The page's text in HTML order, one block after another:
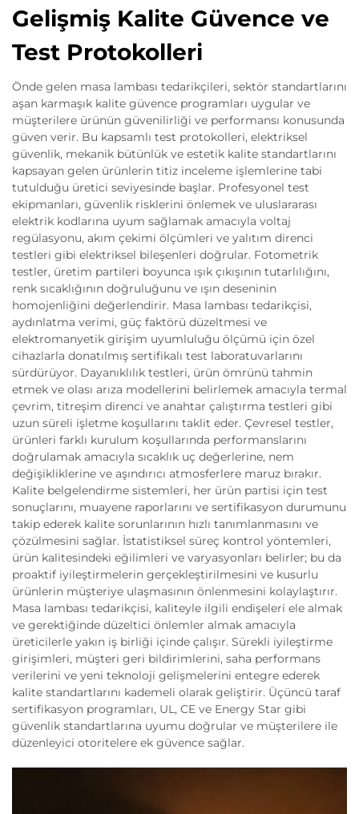
Gelişmiş Kalite Güvence ve
Test Protokolleri
Önde gelen masa lambası tedarikçileri, sektör standartlarını
aşan karmaşık kalite güvence programları uygular ve
müşterilere ürünün güvenilirliği ve performansı konusunda
güven verir. Bu kapsamlı test protokolleri, elektriksel
güvenlik, mekanik bütünlük ve estetik kalite standartlarını
kapsayan gelen ürünlerin titiz inceleme işlemlerine tabi
tutulduğu üretici seviyesinde başlar. Profesyonel test
ekipmanları, güvenlik risklerini önlemek ve uluslararası
elektrik kodlarına uyum sağlamak amacıyla voltaj
regülasyonu, akım çekimi ölçümleri ve yalıtım direnci
testleri gibi elektriksel bileşenleri doğrular. Fotometrik
testler, üretim partileri boyunca ışık çıkışının tutarlılığını,
renk sıcaklığının doğruluğunu ve ışın deseninin
homojenliğini değerlendirir. Masa lambası tedarikçisi,
aydınlatma verimi, güç faktörü düzeltmesi ve
elektromanyetik girişim uyumluluğu ölçümü için özel
cihazlarla donatılmış sertifikalı test laboratuvarlarını
sürdürüyor. Dayanıklılık testleri, ürün ömrünü tahmin
etmek ve olası arıza modellerini belirlemek amacıyla termal
çevrim, titreşim direnci ve anahtar çalıştırma testleri gibi
uzun süreli işletme koşullarını taklit eder. Çevresel testler,
ürünleri farklı kurulum koşullarında performanslarını
doğrulamak amacıyla sıcaklık uç değerlerine, nem
değişikliklerine ve aşındırıcı atmosferlere maruz bırakır.
Kalite belgelendirme sistemleri, her ürün partisi için test
sonuçlarını, muayene raporlarını ve sertifikasyon durumunu
takip ederek kalite sorunlarının hızlı tanımlanmasını ve
çözülmesini sağlar. İstatistiksel süreç kontrol yöntemleri,
ürün kalitesindeki eğilimleri ve varyasyonları belirler; bu da
proaktif iyileştirmelerin gerçekleştirilmesini ve kusurlu
ürünlerin müşteriye ulaşmasının önlenmesini kolaylaştırır.
Masa lambası tedarikçisi, kaliteyle ilgili endişeleri ele almak
ve gerektiğinde düzeltici önlemler almak amacıyla
üreticilerle yakın iş birliği içinde çalışır. Sürekli iyileştirme
girişimleri, müşteri geri bildirimlerini, saha performans
verilerini ve yeni teknoloji gelişmelerini entegre ederek
kalite standartlarını kademeli olarak geliştirir. Üçüncü taraf
sertifikasyon programları, UL, CE ve Energy Star gibi
güvenlik standartlarına uyumu doğrular ve müşterilere ile
düzenleyici otoritelere ek güvence sağlar.